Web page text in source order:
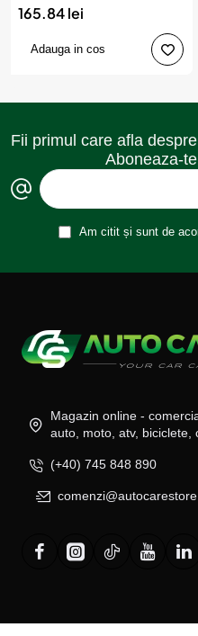
165.84 lei
Adauga in cos
Fii primul care afla
Aboneaza-
Am citit și sunt de
Magazin online -
auto, moto, atv, biciclete,
(+40) 745 848 890